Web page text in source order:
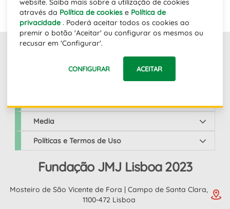
website. Saiba mais sobre a utilização de cookies
através da Política de cookies e Política de
privacidade . Poderá aceitar todos os cookies ao
premir o botão 'Aceitar' ou configurar os mesmos ou
recusar em 'Configurar'.
CONFIGURAR ACEITAR
Links
Media
Políticas e Termos de Uso
Fundação JMJ Lisboa 2023
Mosteiro de São Vicente de Fora | Campo de Santa Clara,
1100-472 Lisboa